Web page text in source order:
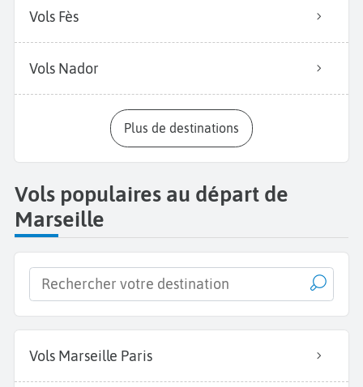
Vols Fès
Vols Nador
Plus de destinations
Vols populaires au départ de
Marseille
Vols Marseille Paris